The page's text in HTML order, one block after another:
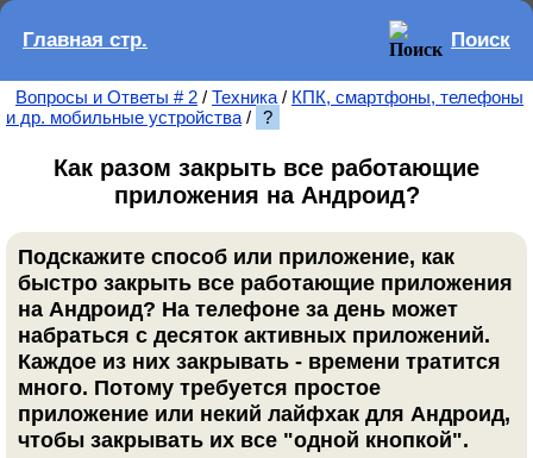
Главная стр. Поиск
Вопросы и Ответы # 2 / Техника / КПК, смартфоны, телефоны
и др. мобильные устройства / ?
Как разом закрыть все работающие
приложения на Андроид?
Подскажите способ или приложение, как
быстро закрыть все работающие приложения
на Андроид? На телефоне за день может
набраться с десяток активных приложений.
Каждое из них закрывать - времени тратится
много. Потому требуется простое
приложение или некий лайфхак для Андроид,
чтобы закрывать их все "одной кнопкой".